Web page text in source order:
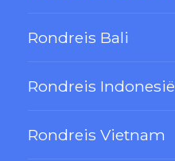
Rondreis Bali
Rondreis Indonesië
Rondreis Vietnam